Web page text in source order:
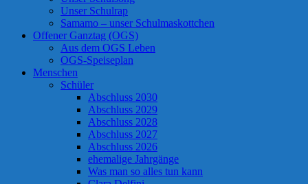
Unser Schulrap
Samamo – unser Schulmaskottchen
Offener Ganztag (OGS)
Aus dem OGS Leben
OGS-Speiseplan
Menschen
Schüler
Abschluss 2030
Abschluss 2029
Abschluss 2028
Abschluss 2027
Abschluss 2026
ehemalige Jahrgänge
Was man so alles tun kann